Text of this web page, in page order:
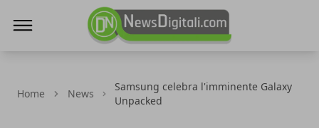
Home News
Samsung celebra l'imminente Galaxy
Unpacked